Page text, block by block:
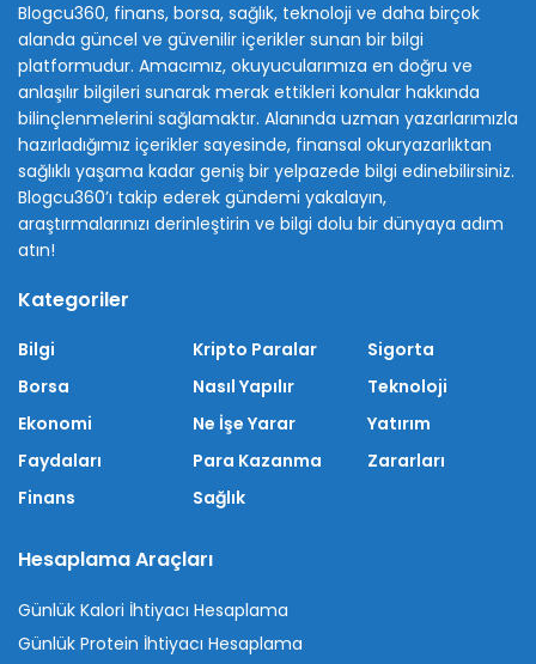
Blogcu360, finans, borsa, sağlık, teknoloji ve daha birçok
alanda güncel ve güvenilir içerikler sunan bir bilgi
platformudur. Amacımız, okuyucularımıza en doğru ve
anlaşılır bilgileri sunarak merak ettikleri konular hakkında
bilinçlenmelerini sağlamaktır. Alanında uzman yazarlarımızla
hazırladığımız içerikler sayesinde, finansal okuryazarlıktan
sağlıklı yaşama kadar geniş bir yelpazede bilgi edinebilirsiniz.
Blogcu360’ı takip ederek gündemi yakalayın,
araştırmalarınızı derinleştirin ve bilgi dolu bir dünyaya adım
atın!
Kategoriler
Bilgi
Borsa
Ekonomi
Faydaları
Finans
Kripto Paralar
Nasıl Yapılır
Ne İşe Yarar
Para Kazanma
Sağlık
Sigorta
Teknoloji
Yatırım
Zararları
Hesaplama Araçları
Günlük Kalori İhtiyacı Hesaplama
Günlük Protein İhtiyacı Hesaplama